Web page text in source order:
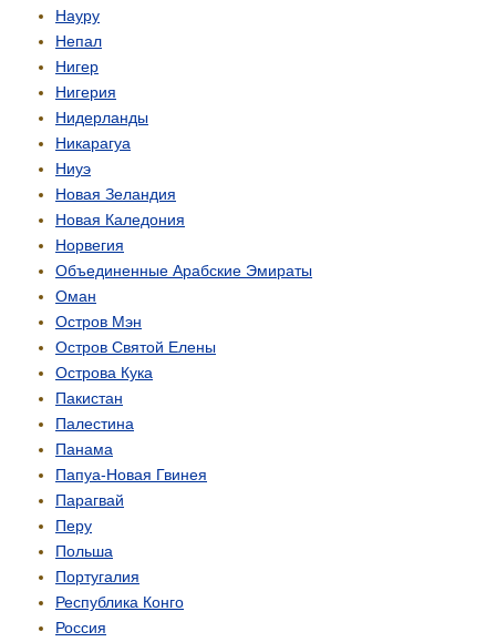
Науру
Непал
Нигер
Нигерия
Нидерланды
Никарагуа
Ниуэ
Новая Зеландия
Новая Каледония
Норвегия
Объединенные Арабские Эмираты
Оман
Остров Мэн
Остров Святой Елены
Острова Кука
Пакистан
Палестина
Панама
Папуа-Новая Гвинея
Парагвай
Перу
Польша
Португалия
Республика Конго
Россия